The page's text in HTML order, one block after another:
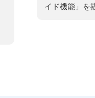
イド機能」を